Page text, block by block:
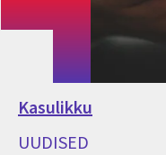
Kasulikku
UUDISED